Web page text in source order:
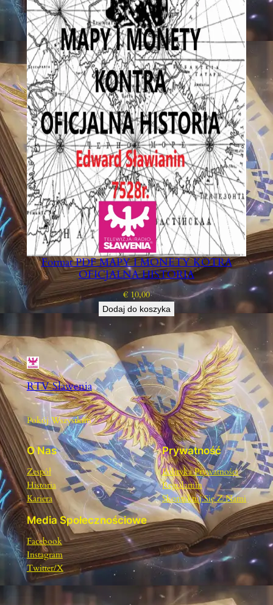
Format PDF MAPY I MONETY KOTRA
OFICJALNA HISTORIA
€ 10,00
Dodaj do koszyka
RTV Sławenia
Pokój Wszystkim
O Nas
Zespół
Historia
Kariera
Prywatność
Polityka Prywatności
Regulamin
Skontaktuj Się Z Nami
Media Społecznościowe
Facebook
Instagram
Twitter/X